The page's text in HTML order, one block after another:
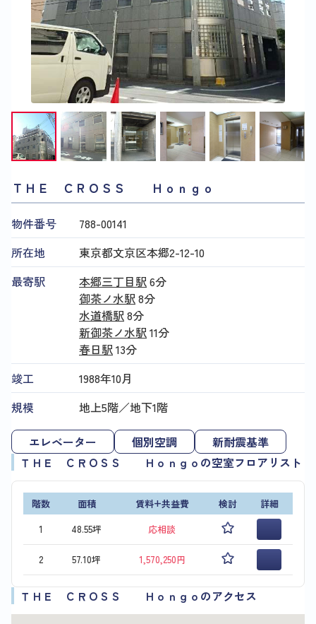
ＴＨＥ ＣＲＯＳＳ Ｈｏｎｇｏ
物件番号
788​-​00141
所在地
東京都文京区本郷2-12-10
最寄駅
本郷三丁目駅6分
御茶ノ水駅8分
水道橋駅8分
新御茶ノ水駅11分
春日駅13分
竣工
1988年10月
規模
地上5階／地下1階
エレベーター 個別空調
新耐震基準
ＴＨＥ ＣＲＯＳＳ Ｈｏｎｇｏの空室フロアリスト
階数 面積 賃料+共益費 検討
詳細
1
48.55坪 応相談
2 57.10坪 1,570,250円
ＴＨＥ ＣＲＯＳＳ Ｈｏｎｇｏのアクセス